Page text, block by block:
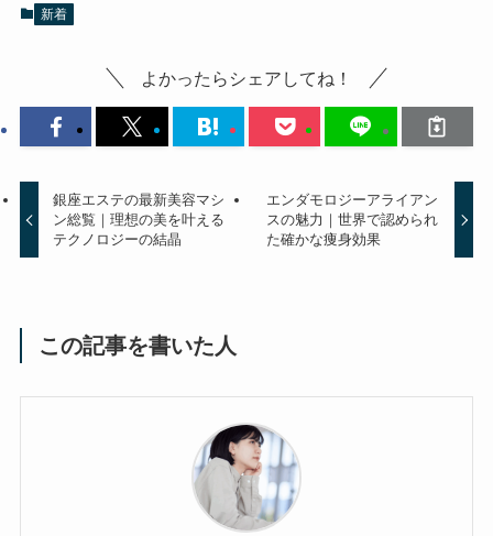
新着
よかったらシェアしてね！
銀座エステの最新美容マシ
ン総覧｜理想の美を叶える
テクノロジーの結晶
エンダモロジーアライアン
スの魅力｜世界で認められ
た確かな痩身効果
この記事を書いた人